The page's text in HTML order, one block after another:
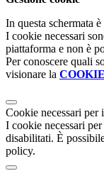
In questa schermata
I cookie necessari
piattaforma e non è
Per conoscere quali
visionare la
Cookie necessari per
I cookie necessari
disabilitati. È
policy.